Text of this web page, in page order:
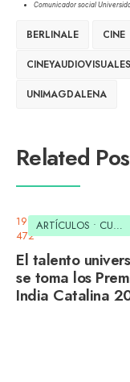
Comunicador social
BERLINALE CINE
CINEYAUDIOVISUALES
UNIMAGDALENA
Related
ARTÍCULOS • CULTURAL
19 de marzo de 2026
472
El talento
se toma los
India Catalina